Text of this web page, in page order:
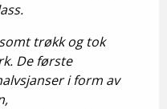
trøkk og tok
De første
i form av